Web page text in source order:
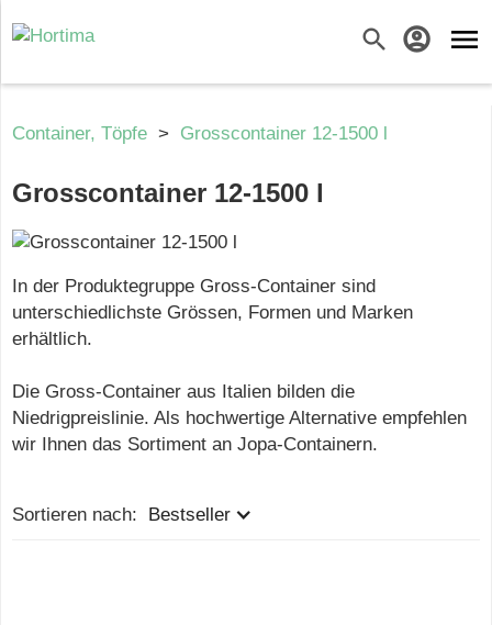
search account_circle menu
Container, Töpfe > Grosscontainer 12-1500 l
Grosscontainer 12-1500 l
In der Produktegruppe Gross-Container sind
unterschiedlichste Grössen, Formen und Marken
erhältlich.
Die Gross-Container aus Italien bilden die
Niedrigpreislinie. Als hochwertige Alternative empfehlen
wir Ihnen das Sortiment an Jopa-Containern.
Sortieren nach: Bestseller